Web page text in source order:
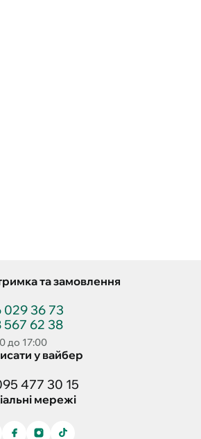
та замовлення
029 36 73
567 62 38
до 17:00
у вайбер
477 30 15
мережі